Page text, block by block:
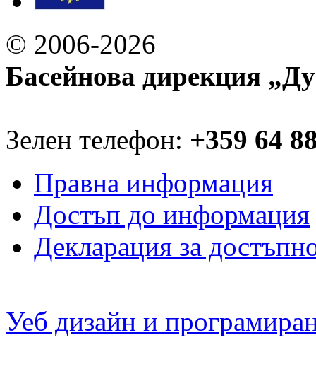
© 2006-2026
Басейнова дирекция
Зелен телефон: +359 64
Правна информация
Достъп до информация
Декларация за
Уеб дизайн и